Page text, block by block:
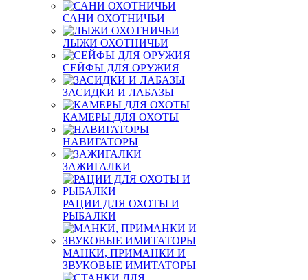
САНИ ОХОТНИЧЬИ
ЛЫЖИ ОХОТНИЧЬИ
СЕЙФЫ ДЛЯ ОРУЖИЯ
ЗАСИДКИ И ЛАБАЗЫ
КАМЕРЫ ДЛЯ ОХОТЫ
НАВИГАТОРЫ
ЗАЖИГАЛКИ
РАЦИИ ДЛЯ ОХОТЫ И
РЫБАЛКИ
МАНКИ, ПРИМАНКИ И
ЗВУКОВЫЕ ИМИТАТОРЫ